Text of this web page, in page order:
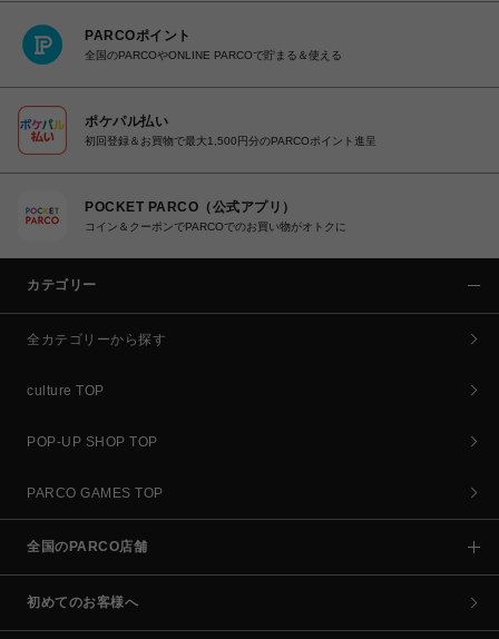
PARCOポイント
全国のPARCOやONLINE PARCOで貯まる＆使える
ポケパル払い
初回登録＆お買物で最大1,500円分のPARCOポイント進呈
POCKET PARCO（公式アプリ）
コイン＆クーポンでPARCOでのお買い物がオトクに
カテゴリー
全カテゴリーから探す
culture TOP
POP-UP SHOP TOP
PARCO GAMES TOP
全国のPARCO店舗
初めてのお客様へ